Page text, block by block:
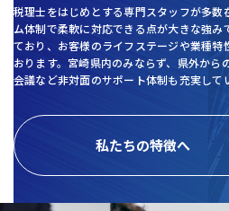
税理士をはじめとする専門スタッフが多数
ム体制で柔軟に対応できる点が大きな強
ており、お客様のライフステージや業種特
おります。宮崎県内のみならず、県外から
会議など非対面のサポート体制も充実して
私たちの特徴へ